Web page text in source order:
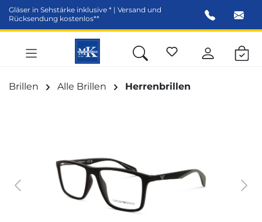
springen
Gläser in Sehstärke inklusive * | Versand und
Rücksendung kostenlos**
Brillen Alle Brillen Herrenbrillen